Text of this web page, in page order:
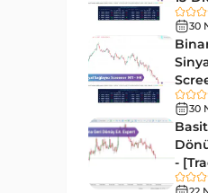
Likidite MT4
Day Trading MT4
Eğitimsel MT4
Volatilite MT4
Tersine MT4
30
30
-